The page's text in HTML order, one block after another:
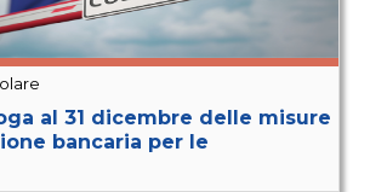
al 31 dicembre delle misure
bancaria per le